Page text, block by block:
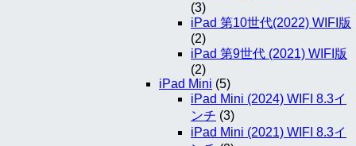
(3)
iPad 第10世代(2022) WIFI版
(2)
iPad 第9世代 (2021) WIFI版
(2)
iPad Mini (5)
iPad Mini (2024) WIFI 8.3イ
ンチ (3)
iPad Mini (2021) WIFI 8.3イ